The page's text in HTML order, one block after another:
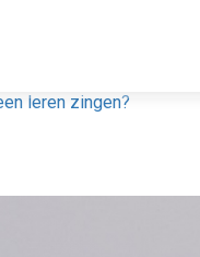
leren zingen?